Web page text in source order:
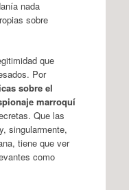
nada
sobre
que
Por
sobre el
marroquí
Que las
singularmente,
tiene que ver
como